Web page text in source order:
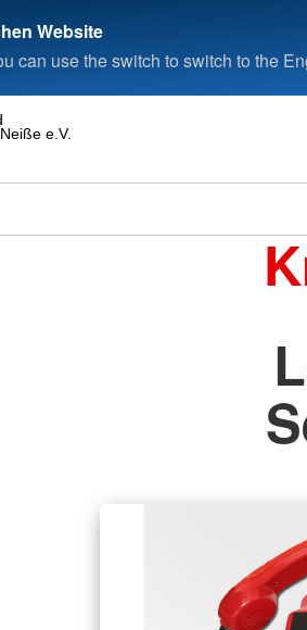
Website
can use the switch to switch to the
e.V.